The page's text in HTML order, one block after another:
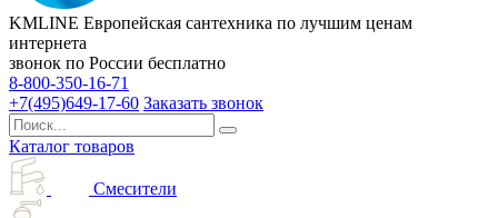
KMLINE Европейская сантехника по лучшим ценам
интернета
звонок по России бесплатно
8-800-350-16-71
+7(495)649-17-60 Заказать звонок
Каталог товаров
Смесители